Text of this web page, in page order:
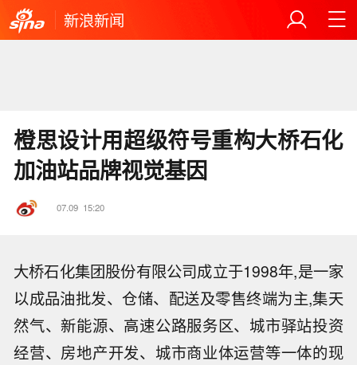
新浪新闻
橙思设计用超级符号重构大桥石化
加油站品牌视觉基因
07.09 15:20
大桥石化集团股份有限公司成立于1998年,是一家
以成品油批发、仓储、配送及零售终端为主,集天
然气、新能源、高速公路服务区、城市驿站投资
经营、房地产开发、城市商业体运营等一体的现